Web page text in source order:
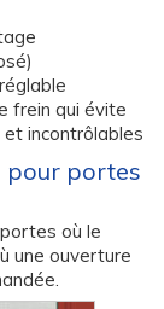
frein qui évite
incontrôlables
pour portes
où le
une ouverture